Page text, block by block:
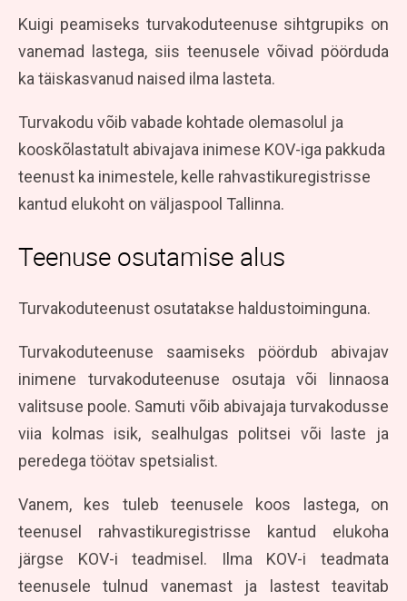
Kuigi peamiseks turvakoduteenuse sihtgrupiks on
vanemad lastega, siis teenusele võivad pöörduda
ka täiskasvanud naised ilma lasteta.
Turvakodu võib vabade kohtade olemasolul ja
kooskõlastatult abivajava inimese KOV-iga pakkuda
teenust ka inimestele, kelle rahvastikuregistrisse
kantud elukoht on väljaspool Tallinna.
Teenuse osutamise alus
Turvakoduteenust osutatakse haldustoiminguna.
Turvakoduteenuse saamiseks pöördub abivajav
inimene turvakoduteenuse osutaja või linnaosa
valitsuse poole. Samuti võib abivajaja turvakodusse
viia kolmas isik, sealhulgas politsei või laste ja
peredega töötav spetsialist.
Vanem, kes tuleb teenusele koos lastega, on
teenusel rahvastikuregistrisse kantud elukoha
järgse KOV-i teadmisel. Ilma KOV-i teadmata
teenusele tulnud vanemast ja lastest teavitab